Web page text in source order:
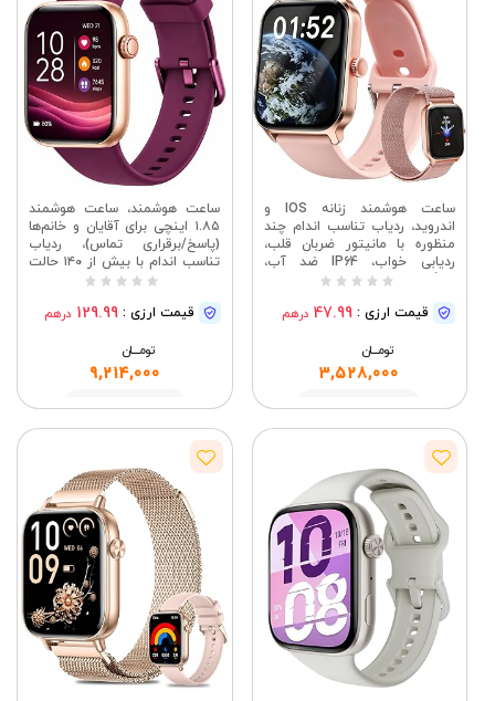
ساعت هوشمند زنانه IOS و
اندروید، ردیاب تناسب اندام چند
منظوره با مانیتور ضربان قلب،
ردیابی خواب، IP64 ضد آب،
سازگار با حالت‌های تمرینی متعدد،
روزمره
قیمت ارزی : 47.99 درهم
تومــــــان
3,528,000
مشاهده
ساعت هوشمند، ساعت هوشمند
۱.۸۵ اینچی برای آقایان و خانم‌ها
(پاسخ/برقراری تماس)، ردیاب
تناسب اندام با بیش از ۱۴۰ حالت
گام‌شمار، ردیاب فعالیتقیمت ارزی : 129.99 درهم
تومــــــان
9,214,000
مشاهده